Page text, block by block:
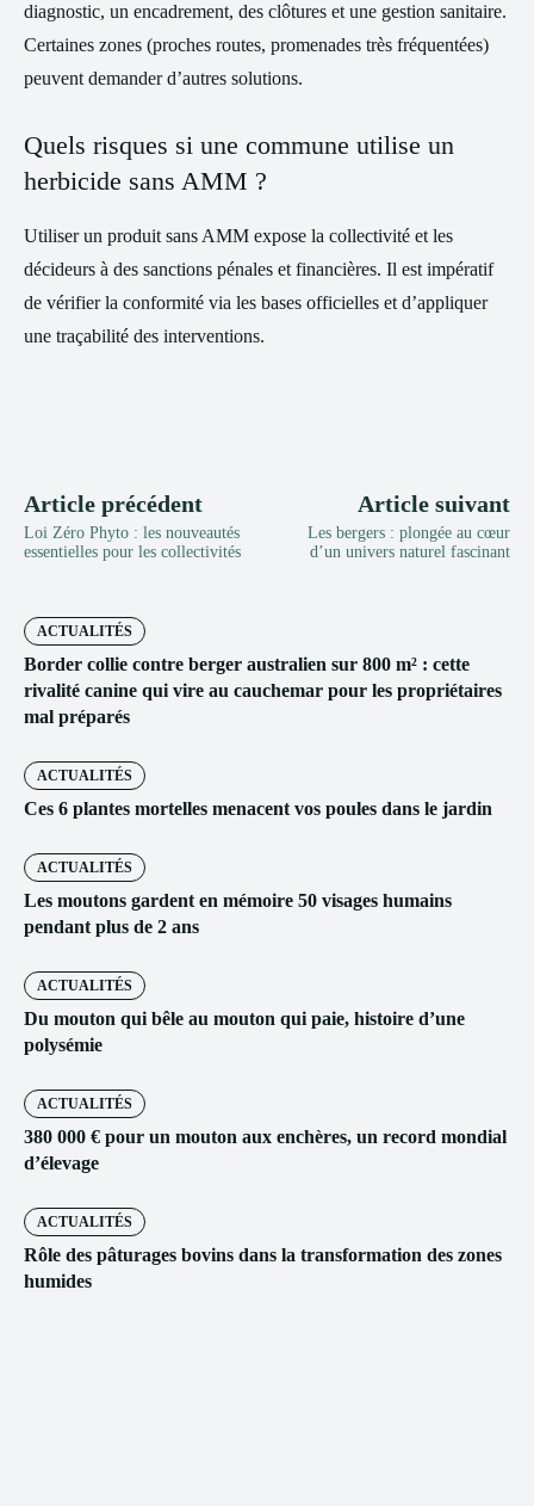
diagnostic, un encadrement, des clôtures et une gestion sanitaire.
Certaines zones (proches routes, promenades très fréquentées)
peuvent demander d’autres solutions.
Quels risques si une commune utilise un
herbicide sans AMM ?
Utiliser un produit sans AMM expose la collectivité et les
décideurs à des sanctions pénales et financières. Il est impératif
de vérifier la conformité via les bases officielles et d’appliquer
une traçabilité des interventions.
Article précédent
Loi Zéro Phyto : les nouveautés
essentielles pour les collectivités
Article suivant
Les bergers : plongée au cœur
d’un univers naturel fascinant
ACTUALITÉS
Border collie contre berger australien sur 800 m² : cette
rivalité canine qui vire au cauchemar pour les propriétaires
mal préparés
ACTUALITÉS
Ces 6 plantes mortelles menacent vos poules dans le jardin
ACTUALITÉS
Les moutons gardent en mémoire 50 visages humains
pendant plus de 2 ans
ACTUALITÉS
Du mouton qui bêle au mouton qui paie, histoire d’une
polysémie
ACTUALITÉS
380 000 € pour un mouton aux enchères, un record mondial
d’élevage
ACTUALITÉS
Rôle des pâturages bovins dans la transformation des zones
humides